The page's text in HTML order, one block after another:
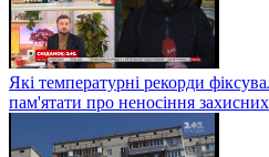
Які температурні рекорди
пам'ятати про неносіння